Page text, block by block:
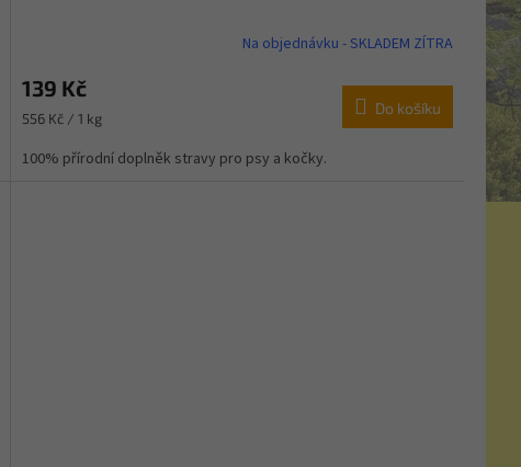
Na objednávku - SKLADEM ZÍTRA
139 Kč
Měrná
556 Kč / 1 kg
Do košíku
100% přírodní doplněk stravy pro psy a kočky.